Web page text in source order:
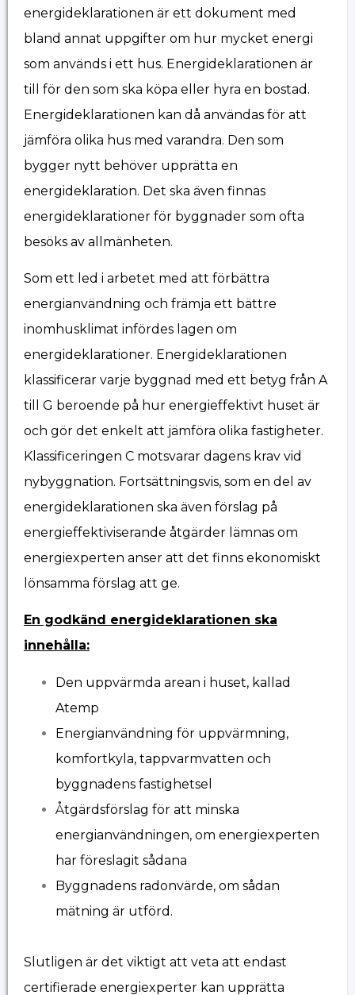
energideklarationen är ett dokument med
bland annat uppgifter om hur mycket energi
som används i ett hus. Energideklarationen är
till för den som ska köpa eller hyra en bostad.
Energideklarationen kan då användas för att
jämföra olika hus med varandra. Den som
bygger nytt behöver upprätta en
energideklaration. Det ska även finnas
energideklarationer för byggnader som ofta
besöks av allmänheten.
Som ett led i arbetet med att förbättra
energianvändning och främja ett bättre
inomhusklimat infördes lagen om
energideklarationer. Energideklarationen
klassificerar varje byggnad med ett betyg från A
till G beroende på hur energieffektivt huset är
och gör det enkelt att jämföra olika fastigheter.
Klassificeringen C motsvarar dagens krav vid
nybyggnation. Fortsättningsvis, som en del av
energideklarationen ska även förslag på
energieffektiviserande åtgärder lämnas om
energiexperten anser att det finns ekonomiskt
lönsamma förslag att ge.
En godkänd energideklarationen ska
innehålla:
Den uppvärmda arean i huset, kallad
Atemp
Energianvändning för uppvärmning,
komfortkyla, tappvarmvatten och
byggnadens fastighetsel
Åtgärdsförslag för att minska
energianvändningen, om energiexperten
har föreslagit sådana
Byggnadens radonvärde, om sådan
mätning är utförd.
Slutligen är det viktigt att veta att endast
certifierade energiexperter kan upprätta